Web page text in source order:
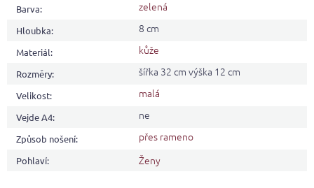
Barva: zelená
Hloubka: 8 cm
Materiál: kůže
Rozměry: šířka 32 cm výška 12 cm
Velikost: malá
Vejde A4: ne
Způsob nošení: přes rameno
Pohlaví: Ženy